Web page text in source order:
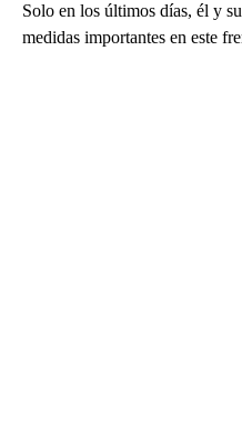
Solo en los últimos días, él y
medidas importantes en este